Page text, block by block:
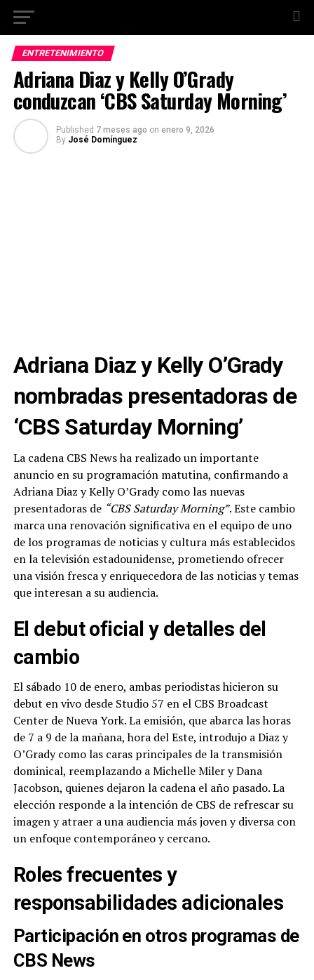
ENTRETENIMIENTO
Adriana Diaz y Kelly O’Grady
conduzcan ‘CBS Saturday Morning’
Published 7 meses ago on enero 9, 2026
By José Domínguez
Adriana Diaz y Kelly O’Grady
nombradas presentadoras de
‘CBS Saturday Morning’
La cadena CBS News ha realizado un importante
anuncio en su programación matutina, confirmando a
Adriana Diaz y Kelly O’Grady como las nuevas
presentadoras de “CBS Saturday Morning”. Este cambio
marca una renovación significativa en el equipo de uno
de los programas de noticias y cultura más establecidos
en la televisión estadounidense, prometiendo ofrecer
una visión fresca y enriquecedora de las noticias y temas
que interesan a su audiencia.
El debut oficial y detalles del
cambio
El sábado 10 de enero, ambas periodistas hicieron su
debut en vivo desde Studio 57 en el CBS Broadcast
Center de Nueva York. La emisión, que abarca las horas
de 7 a 9 de la mañana, hora del Este, introdujo a Diaz y
O’Grady como las caras principales de la transmisión
dominical, reemplazando a Michelle Miler y Dana
Jacobson, quienes dejaron la cadena el año pasado. La
elección responde a la intención de CBS de refrescar su
imagen y atraer a una audiencia más joven y diversa con
un enfoque contemporáneo y cercano.
Roles frecuentes y
responsabilidades adicionales
Participación en otros programas de
CBS News